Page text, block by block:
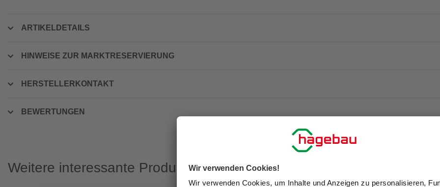
ARTIKELDETAILS
HINWEISE ZUR MARKTRESERVIERUNG
HERSTELLERKONTAKT
BEWERTUNGEN
Weitere interessante Produkte